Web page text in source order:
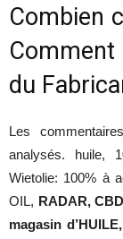
Combien
du
Les
analysés. huile,
Wietolie: 100% à
OIL, RADAR,
magasin